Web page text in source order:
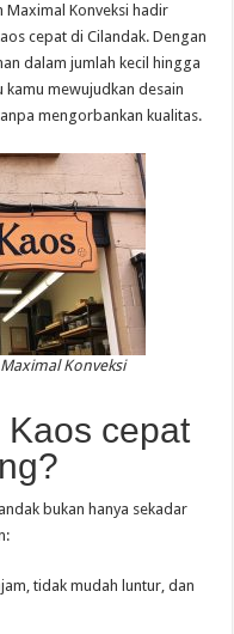
Maximal Konveksi hadir
cepat di Cilandak. Dengan
dalam jumlah kecil hingga
kamu mewujudkan desain
mengorbankan kualitas.
Konveksi
cepat
bukan hanya sekadar
tidak mudah luntur, dan